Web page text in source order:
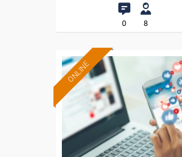
0 8
ONLINE
Formación 100%
subvencionada.
Para desempleados,
trabajadores y autónomos.